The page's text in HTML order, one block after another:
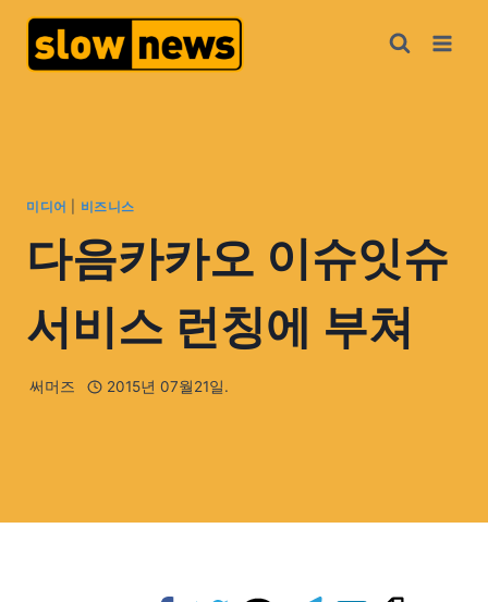
미디어 비즈니스
다음카카오 이슈잇슈
서비스 런칭에 부쳐
써머즈 2015년 07월21일.